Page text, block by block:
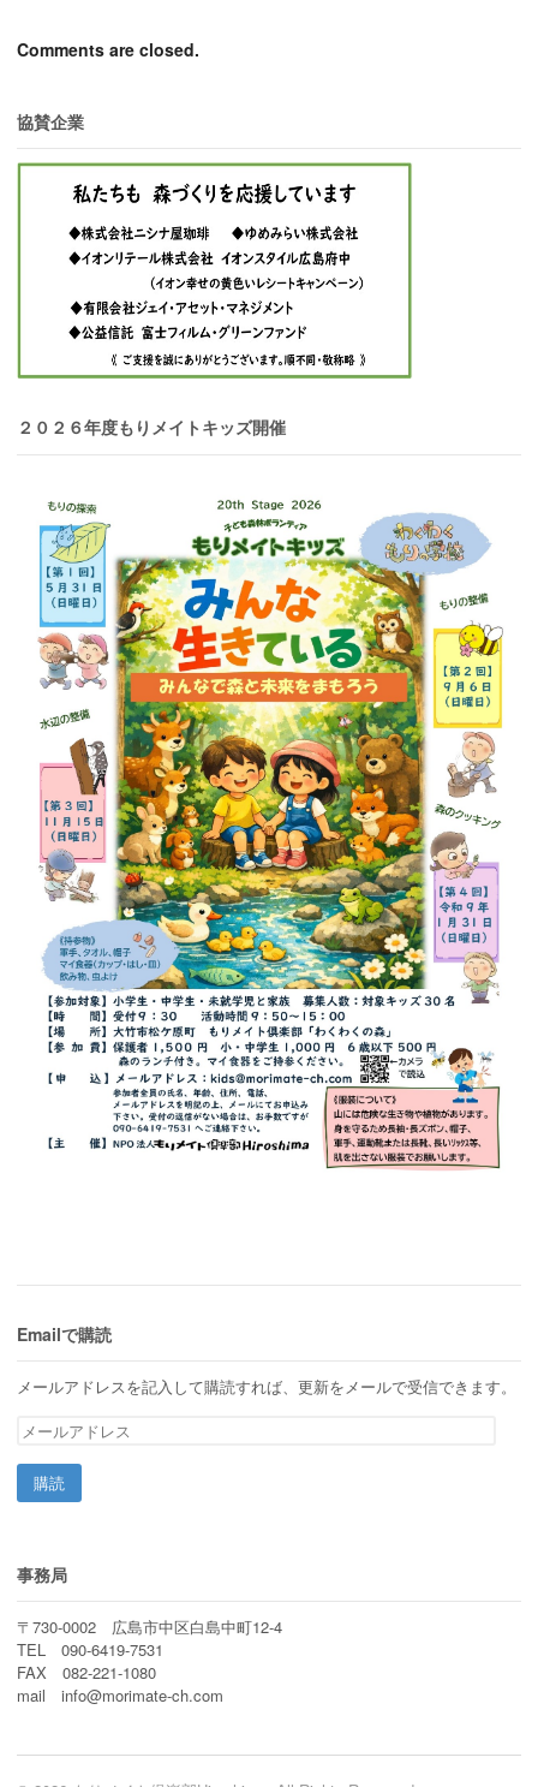
Comments are closed.
協賛企業
２０２６年度もりメイトキッズ開催
Emailで購読
メールアドレスを記入して購読すれば、更新をメールで受信できます。
メ
ル
ア
ス
事務局
〒730-0002 広島市中区白島中町12-4
TEL 090-6419-7531
FAX 082-221-1080
mail info@morimate-ch.com